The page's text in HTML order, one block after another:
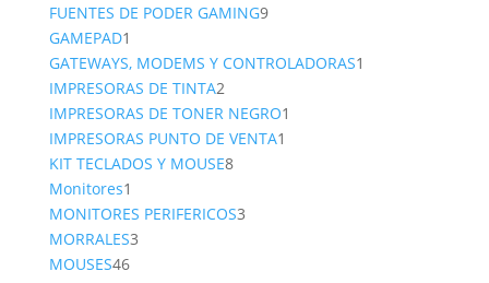
producto
FUENTES DE PODER GAMING99
GAMEPAD1
producto
GATEWAYS, MODEMS Y CONTROLADORAS1
IMPRESORAS DE TINTA22
productos
IMPRESORAS DE TONER NEGRO1
IMPRESORAS PUNTO DE VENTA1
KIT TECLADOS Y MOUSE88
Monitores1
producto
MONITORES PERIFERICOS33
MORRALES33
MOUSES4646